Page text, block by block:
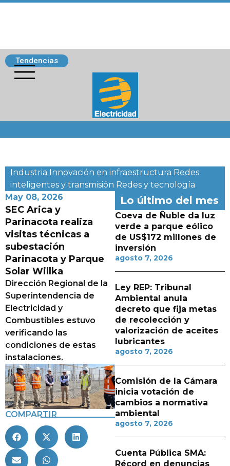
Tendencias
Industria Innovación en infraestructura Redes
inteligentes y transmisión Redes y tecnología
May 08, 2026
SEC Arica y
Parinacota realiza
visitas técnicas a
subestación
Parinacota y Parque
Solar Willka
Dirección Regional de la
Superintendencia de
Electricidad y
Combustibles estuvo
verificando las
condiciones de estas
instalaciones.
COMPARTIR
Lo último del mes
Coeva de Ñuble da luz
verde a parque eólico
de US$172 millones de
inversión
agosto 7, 2026
Ley REP: Tribunal
Ambiental anula
decreto que fija metas
de recolección y
valorización de aceites
lubricantes
agosto 7, 2026
Comisión de la Cámara
inicia votación de
cambios a normativa
ambiental
agosto 7, 2026
Cuenta Pública SMA:
Récord en denuncias